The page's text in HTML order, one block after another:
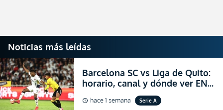
Noticias más leídas
Barcelona SC vs Liga de Quito:
horario, canal y dónde ver EN
VIVO la Fecha 22 de la LigaPro
2026
schedule hace 1 semana Serie A